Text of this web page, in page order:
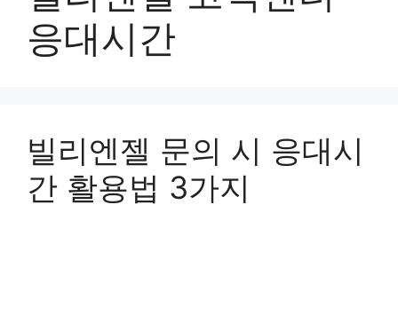
응대시간
빌리엔젤 문의 시 응대시
간 활용법 3가지